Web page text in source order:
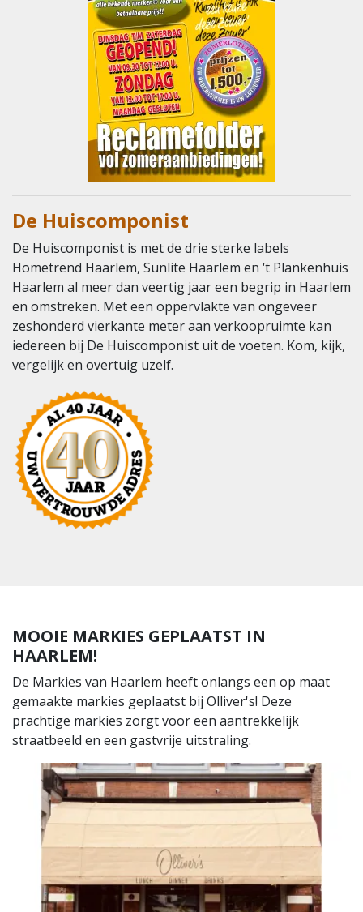
De Huiscomponist
De Huiscomponist is met de drie sterke labels
Hometrend Haarlem, Sunlite Haarlem en ‘t Plankenhuis
Haarlem al meer dan veertig jaar een begrip in Haarlem
en omstreken. Met een oppervlakte van ongeveer
zeshonderd vierkante meter aan verkoopruimte kan
iedereen bij De Huiscomponist uit de voeten. Kom, kijk,
vergelijk en overtuig uzelf.
MOOIE MARKIES GEPLAATST IN
HAARLEM!
De Markies van Haarlem heeft onlangs een op maat
gemaakte markies geplaatst bij Olliver's! Deze
prachtige markies zorgt voor een aantrekkelijk
straatbeeld en een gastvrije uitstraling.